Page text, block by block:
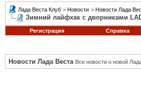
Лада Веста Клуб > Новости > Новости Лада
Зимний лайфхак с дворниками
Регистрация Справка
Новости Лада Веста Все новости о новой